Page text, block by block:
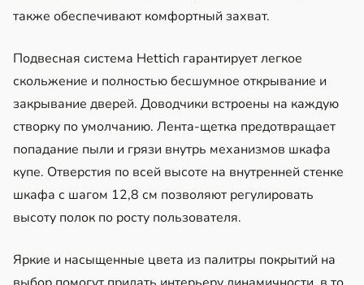
также обеспечивают комфортный захват.
Подвесная система Hettich гарантирует легкое
скольжение и полностью бесшумное открывание и
закрывание дверей. Доводчики встроены на каждую
створку по умолчанию. Лента-щетка предотвращает
попадание пыли и грязи внутрь механизмов шкафа
купе. Отверстия по всей высоте на внутренней стенке
шкафа с шагом 12,8 см позволяют регулировать
высоту полок по росту пользователя.
Яркие и насыщенные цвета из палитры покрытий на